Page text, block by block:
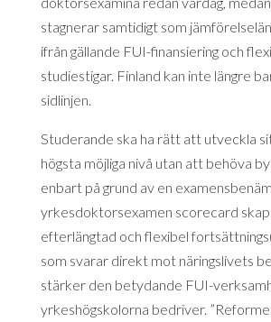
stagnerar samtidigt som
ifrån gällande FUI-finansiering och
studiestigar. Finland kan inte längre
sidlinjen.
Studerande ska ha rätt att utveckla
högsta möjliga nivå utan att behöva
enbart på grund av en
yrkesdoktorsexamen scorecard
efterlängtad och flexibel
som svarar direkt mot näringslivets
stärker den betydande FUI-
yrkeshögskolorna bedriver.